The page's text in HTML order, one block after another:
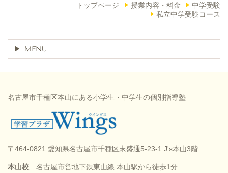
トップページ 授業内容・料金
中学受験
私立中学受験コース
MENU
名古屋市千種区本山にある小学生・中学生の個別指導塾
〒464-0821 愛知県名古屋市千種区末盛通5-23-1 J's本山3階
本山校 名古屋市営地下鉄東山線 本山駅から徒歩1分